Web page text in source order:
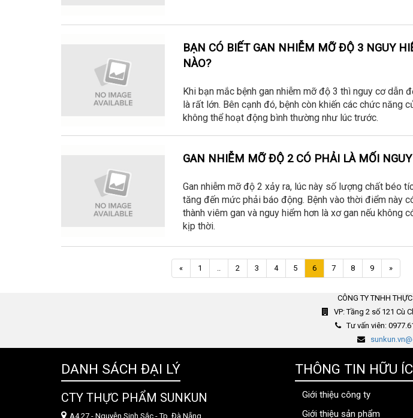
BẠN CÓ BIẾT GAN NHIỄM MỠ ĐỘ 3 NGUY
NÀO?
Khi bạn mắc bệnh gan nhiễm mỡ độ 3 thì nguy cơ dẫn
là rất lớn. Bên cạnh đó, bệnh còn khiến các chức năng
không thể hoạt động bình thường như lúc trước.
GAN NHIỄM MỠ ĐỘ 2 CÓ PHẢI LÀ MỐI
Gan nhiễm mỡ độ 2 xảy ra, lúc này số lượng chất béo
tăng đến mức phải báo động. Bệnh vào thời điểm này
thành viêm gan và nguy hiểm hơn là xơ gan nếu không
kịp thời.
«Trang
trước
1 .. 2 3 4 5 6 7 8 9 »Trang
kế
CÔNG TY TNHH
VP: Tầng 2 số 121 Cù
Tư vấn viên:
DANH SÁCH ĐẠI LÝ
CTY THỰC PHẨM SUNKUN
A4.27 - Nguyễn Sinh Sắc - Tp. Đà Nẵng
THÔNG TIN HỮU
Giới thiệu công ty
Giới thiệu sản phẩm